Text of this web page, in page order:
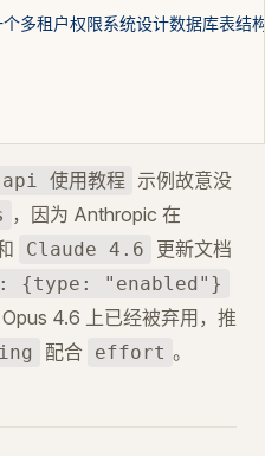
租户权限系统设计数据库表结
使用教程 示例故意没
，因为 Anthropic 在
Claude 4.6
更新文档
{type: "enabled"}
4.6 上已经被弃用，推
配合 effort 。